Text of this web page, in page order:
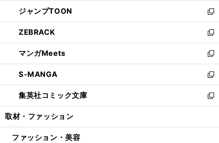
く
で
開
く
ン
ド
ウ
で
開
く
ウ
ィ
ン
ド
ウ
で
開
く
し
い
ウ
ィ
ン
ド
ウ
で
開
く
ジャンプTOON
新
し
い
ウ
ィ
ン
ド
ウ
で
開
ZEBRACK
新
し
い
ウ
ィ
ン
ド
ウ
開
マンガMeets
新
し
い
ウ
ィ
ン
ウ
S-MANGA
新
し
い
ウ
ン
集英社コミック文庫
新
し
ウ
取材・ファッション
ファッション・美容